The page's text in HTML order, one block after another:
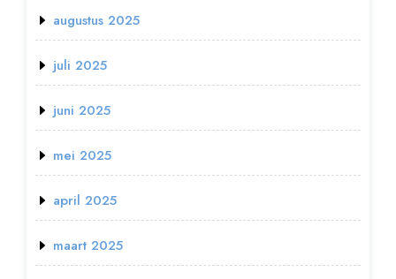
augustus 2025
juli 2025
juni 2025
mei 2025
april 2025
maart 2025